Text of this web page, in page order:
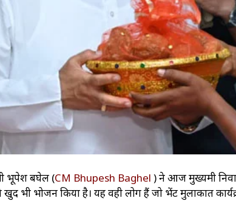
भूपेश बघेल (CM Bhupesh Baghel ) ने आज मुख्यमंत्री
खुद भी भोजन किया है। यह वही लोग हैं जो भेंट मुलाकात